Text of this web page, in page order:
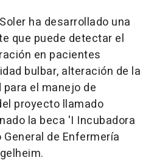
ha desarrollado una
que puede detectar el
en pacientes
bulbar, alteración de la
el manejo de
proyecto llamado
la beca 'I Incubadora
de Enfermería